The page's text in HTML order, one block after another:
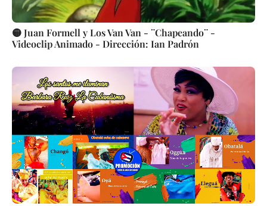
🟡 Juan Formell y Los Van Van - ¨Chapeando¨ -
Videoclip Animado - Dirección: Ian Padrón